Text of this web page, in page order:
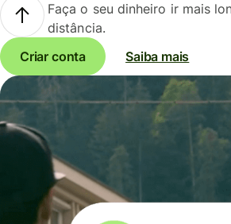
Faça o seu dinheiro ir mais
distância.
Criar conta
Saiba mais